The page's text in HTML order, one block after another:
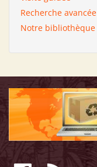
Recherche avancée
Notre bibliothèque